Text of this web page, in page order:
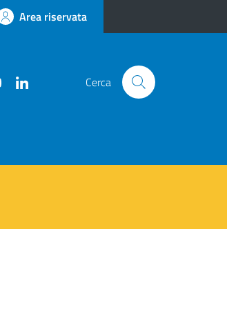
Area riservata
Cerca